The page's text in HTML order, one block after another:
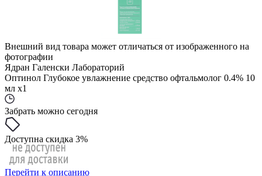
Внешний вид товара может отличаться от изображенного на
фотографии
Ядран Галенски Лабораторий
Оптинол Глубокое увлажнение средство офтальмолог 0.4% 10
мл x1
Забрать можно сегодня
Доступна скидка 3%
Перейти к описанию